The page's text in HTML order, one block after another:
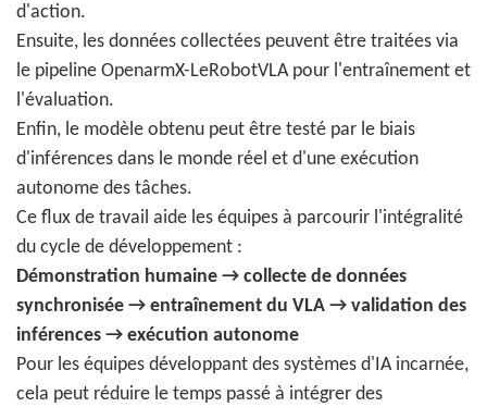
d'action.
Ensuite, les données collectées peuvent être traitées via
le pipeline OpenarmX-LeRobotVLA pour l'entraînement et
l'évaluation.
Enfin, le modèle obtenu peut être testé par le biais
d'inférences dans le monde réel et d'une exécution
autonome des tâches.
Ce flux de travail aide les équipes à parcourir l'intégralité
du cycle de développement :
Démonstration humaine → collecte de données
synchronisée → entraînement du VLA → validation des
inférences → exécution autonome
Pour les équipes développant des systèmes d'IA incarnée,
cela peut réduire le temps passé à intégrer des